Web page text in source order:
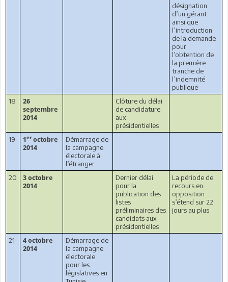
désignation
d’un gérant
ainsi que
l’introduction
de la demande
pour
l’obtention de
la première
tranche de
l’indemnité
publique
18
26
septembre
2014
Clôture du délai
de candidature
aux
présidentielles
19
1er octobre
2014
Démarrage de
la campagne
électorale à
l’étranger
20
3 octobre
2014
Dernier délai
pour la
publication des
listes
préliminaires des
candidats aux
présidentielles
La période de
recours en
opposition
s’étend sur 22
jours au plus
21
4 octobre
2014
Démarrage de
la campagne
électorale
pour les
législatives en